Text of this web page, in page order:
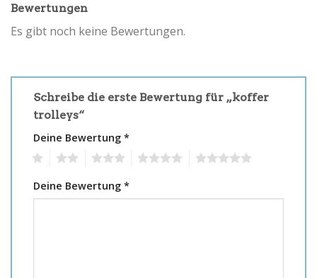
Bewertungen
Es gibt noch keine Bewertungen.
Schreibe die erste Bewertung für „koffer
trolleys“
Deine Bewertung *
Deine Bewertung *